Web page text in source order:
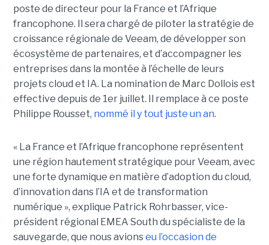
poste de directeur pour la France et l’Afrique
francophone. Il sera chargé de piloter la stratégie de
croissance régionale de Veeam, de développer son
écosystème de partenaires, et d’accompagner les
entreprises dans la montée à l’échelle de leurs
projets cloud et IA. La nomination de Marc Dollois est
effective depuis de 1er juillet. Il remplace à ce poste
Philippe Rousset, nommé il y tout juste un an.
« La France et l’Afrique francophone représentent
une région hautement stratégique pour Veeam, avec
une forte dynamique en matière d’adoption du cloud,
d’innovation dans l’IA et de transformation
numérique », explique Patrick Rohrbasser, vice-
président régional EMEA South du spécialiste de la
sauvegarde, que nous avionseu l’occasion de